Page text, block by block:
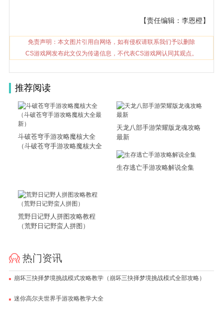
【责任编辑：李恩橙】
免责声明：本文图片引用自网络，如有侵权请联系我们予以删除
CS游戏网发布此文仅为传递信息，不代表CS游戏网认同其观点。
推荐阅读
斗破苍穹手游攻略魔核大全
（斗破苍穹手游攻略魔核大全
天龙八部手游荣耀版龙魂攻略
最新
生存逃亡手游攻略解说全集
荒野日记野人拼图攻略教程
（荒野日记野蛮人拼图）
热门资讯
崩坏三抉择梦境挑战模式攻略教学（崩坏三抉择梦境挑战模式全部攻略）
迷你高尔夫世界手游攻略教学大全